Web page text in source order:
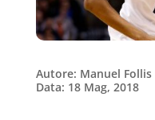
Autore: Manuel Follis
Data: 18 Mag, 2018